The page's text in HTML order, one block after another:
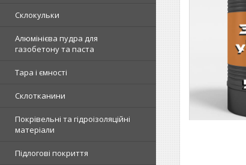
Склокульки
Алюмінієва пудра для
газобетону та паста
Тара і ємності
Склотканини
Покрівельні та гідроізоляційні
матеріали
Підлогові покриття